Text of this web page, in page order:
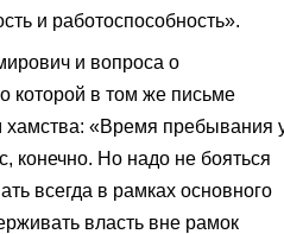
и работоспособность».
и вопроса о
которой в том же письме
хамства: «Время пребывания
конечно. Но надо не бояться
всегда в рамках основного
власть вне рамок